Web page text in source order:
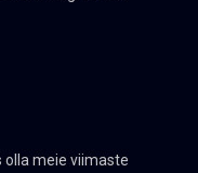
olla meie viimaste